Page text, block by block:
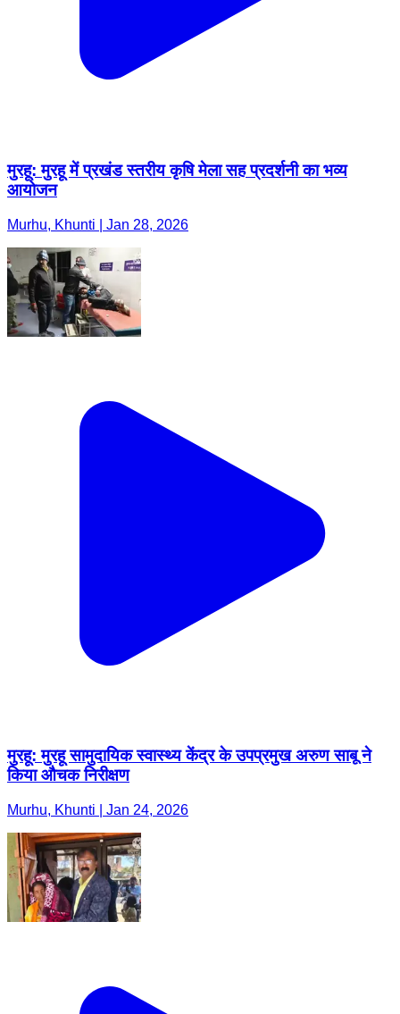
मुरहू: मुरहू में प्रखंड स्तरीय कृषि मेला सह प्रदर्शनी का भव्य
आयोजन
Murhu, Khunti | Jan 28, 2026
मुरहू: मुरहू सामुदायिक स्वास्थ्य केंद्र के उपप्रमुख अरुण साबू ने
किया औचक निरीक्षण
Murhu, Khunti | Jan 24, 2026